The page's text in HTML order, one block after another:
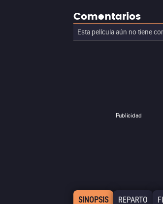
Comentarios
Esta película aún no tiene
Publicidad
SINOPSIS REPARTO